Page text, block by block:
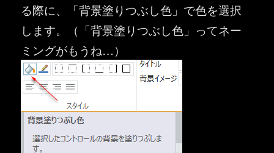
る際に、「背景塗りつぶし色」で色を選択
します。（「背景塗りつぶし色」ってネー
ミングがもうね…）